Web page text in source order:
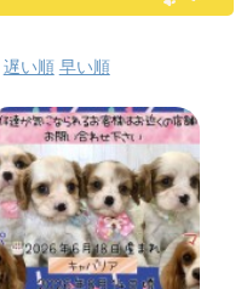
遅い順 早い順